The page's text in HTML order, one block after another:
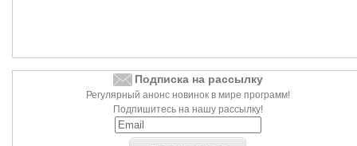
Подписка на рассылку
Регулярный анонс новинок в мире программ!
Подпишитесь на нашу рассылку!